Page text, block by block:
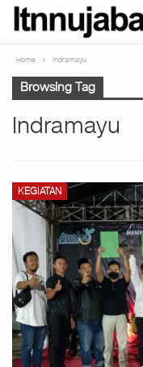
Home Indramayu
Browsing Tag
Indramayu
KEGIATAN